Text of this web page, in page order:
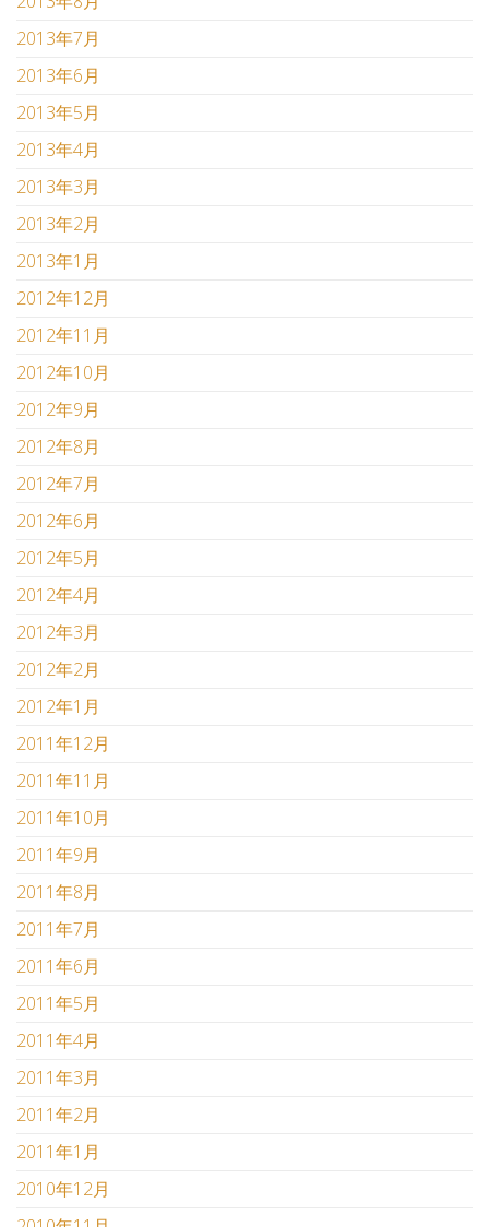
2013年7月
2013年6月
2013年5月
2013年4月
2013年3月
2013年2月
2013年1月
2012年12月
2012年11月
2012年10月
2012年9月
2012年8月
2012年7月
2012年6月
2012年5月
2012年4月
2012年3月
2012年2月
2012年1月
2011年12月
2011年11月
2011年10月
2011年9月
2011年8月
2011年7月
2011年6月
2011年5月
2011年4月
2011年3月
2011年2月
2011年1月
2010年12月